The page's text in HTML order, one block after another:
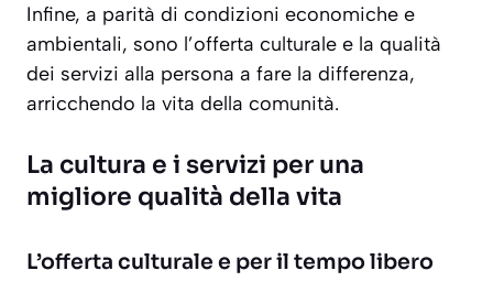
Infine, a parità di condizioni economiche e
ambientali, sono l’offerta culturale e la qualità
dei servizi alla persona a fare la differenza,
arricchendo la vita della comunità.
La cultura e i servizi per una
migliore qualità della vita
L’offerta culturale e per il tempo libero